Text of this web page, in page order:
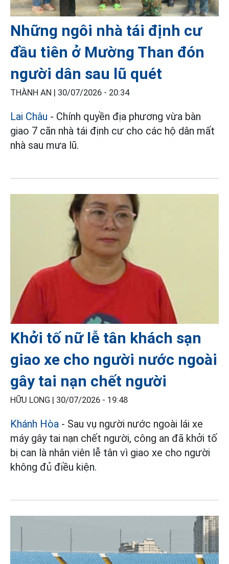
Những ngôi nhà tái định cư
đầu tiên ở Mường Than đón
người dân sau lũ quét
THÀNH AN | 30/07/2026 - 20:34
Lai Châu - Chính quyền địa phương vừa bàn
giao 7 căn nhà tái định cư cho các hộ dân mất
nhà sau mưa lũ.
Khởi tố nữ lễ tân khách sạn
giao xe cho người nước ngoài
gây tai nạn chết người
HỮU LONG | 30/07/2026 - 19:48
Khánh Hòa - Sau vụ người nước ngoài lái xe
máy gây tai nạn chết người, công an đã khởi tố
bị can là nhân viên lễ tân vì giao xe cho người
không đủ điều kiện.